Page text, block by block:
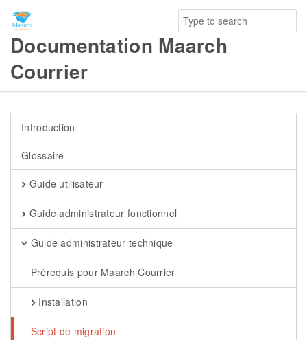
Documentation Maarch
Courrier
Introduction
Glossaire
Guide utilisateur
Guide administrateur fonctionnel
Guide administrateur technique
Prérequis pour Maarch Courrier
Installation
Script de migration